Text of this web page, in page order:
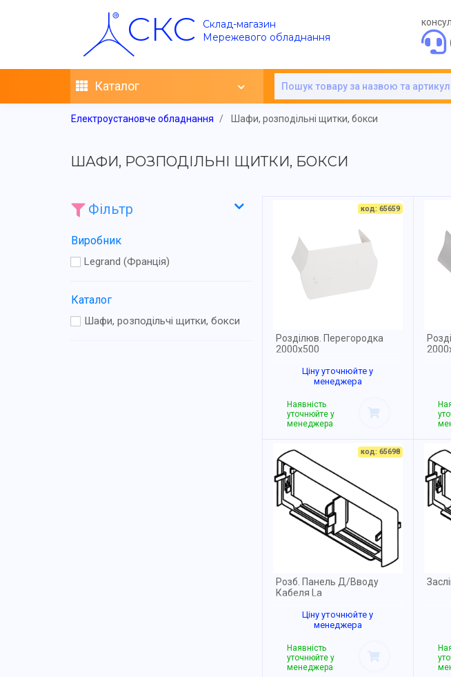
СКС
Склад-магазин
Мережевого обладнання
Каталог
Електроустановче обладнання Шафи, розподільні щитки, бокси
ШАФИ, РОЗПОДІЛЬНІ ЩИТКИ, БОКСИ
Фільтр
Виробник
Legrand (Франція)
Каталог
Шафи, розподільчі щитки, бокси
код: 65659
Розділюв. Перегородка
2000x500
Ціну уточнюйте у
менеджера
Наявність
уточнюйте у
менеджера
код: 65698
Розб. Панель Д/Вводу
Кабеля La
Ціну уточнюйте у
менеджера
Наявність
уточнюйте у
менеджера